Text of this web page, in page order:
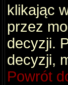
klikając
przez
decyzji.
decyzji,
Powrót